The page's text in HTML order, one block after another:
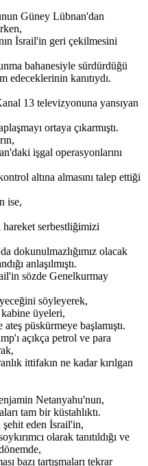
Güney Lübnan'dan
İsrail'in geri çekilmesini
bahanesiyle sürdürdüğü
edeceklerinin kanıtıydı.
13 televizyonuna yansıyan
ortaya çıkarmıştı.
işgal operasyonlarını
altına almasını talep ettiği
ise,
hareket serbestliğimizi
dokunulmazlığımız olacak
anlaşılmıştı.
sözde Genelkurmay
söyleyerek,
kabine üyeleri,
püskürmeye başlamıştı.
açıkça petrol ve para
ittifakın ne kadar kırılgan
Netanyahu'nun,
tam bir küstahlıktı.
eden İsrail'in,
olarak tanıtıldığı ve
bazı tartışmaları tekrar